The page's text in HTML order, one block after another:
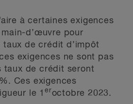
à certaines exigences
d’œuvre pour
taux de crédit d’impôt
exigences ne sont pas
taux de crédit seront
Ces exigences
le 1eroctobre 2023.